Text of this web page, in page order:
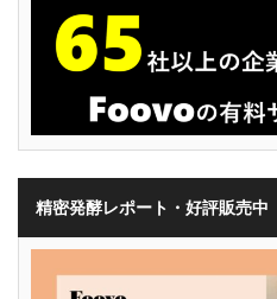
精密発酵レポート・好評販売中